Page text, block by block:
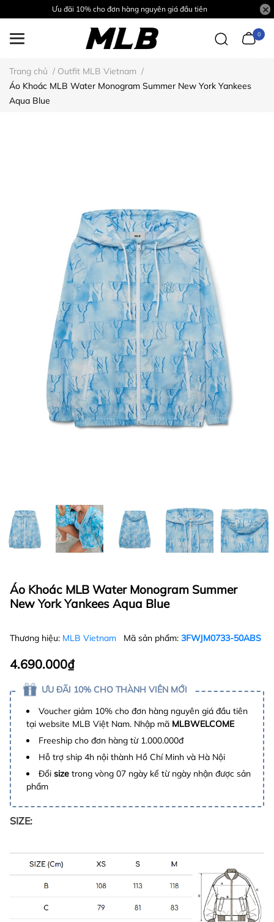
Ưu đãi 10% cho đơn hàng nguyên giá đầu tiên
0
Trang chủ / Outfit MLB Vietnam /
Áo Khoác MLB Water Monogram Summer New York Yankees
Aqua Blue
Áo Khoác MLB Water Monogram Summer
New York Yankees Aqua Blue
Thương hiệu: MLB Vietnam Mã sản phẩm: 3FWJM0733-50ABS
4.690.000₫
ƯU ĐÃI 10% CHO THÀNH VIÊN MỚI
Voucher giảm 10% cho đơn hàng nguyên giá đầu tiên
tại website MLB Việt Nam. Nhập mã MLBWELCOME
Freeship cho đơn hàng từ 1.000.000đ
Hỗ trợ ship 4h nội thành Hồ Chí Minh và Hà Nội
Đổi size trong vòng 07 ngày kể từ ngày nhận được sản
phẩm
SIZE: